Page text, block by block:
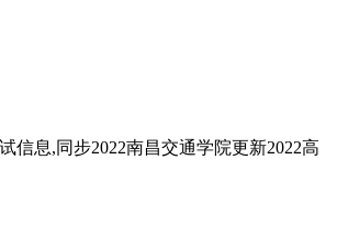
信息,同步2022南昌交通学院更新2022高